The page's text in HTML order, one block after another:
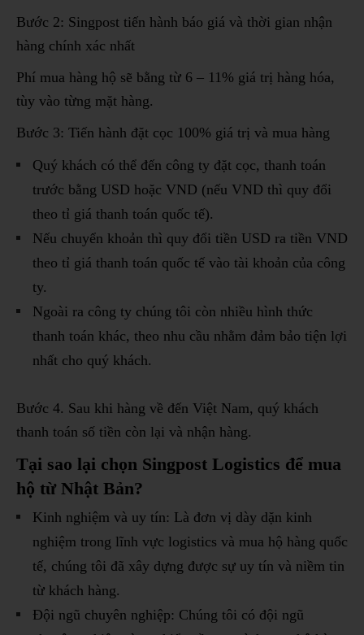
Bước 2: Singpost tiến hành báo giá và thời gian nhận
hàng chính xác nhất
Phí mua hàng hộ sẽ bằng từ 6 – 11% giá trị hàng hóa,
tùy vào từng mặt hàng.
Bước 3: Tiến hành đặt cọc 100% giá trị và mua hàng
Quý khách có thể đến công ty đặt cọc, thanh toán
trước bằng USD hoặc VND (nếu VND thì quy đổi
theo tỉ giá thanh toán quốc tế).
Nếu chuyển khoản thì quy đổi tiền USD ra tiền VND
theo tỉ giá thanh toán quốc tế vào tài khoản của công
ty.
Ngoài ra công ty chúng tôi còn nhiều hình thức
thanh toán khác, theo nhu cầu nhằm đảm bảo tiện lợi
nhất cho quý khách.
Bước 4. Sau khi hàng về đến Việt Nam, quý khách
thanh toán số tiền còn lại và nhận hàng.
Tại sao lại chọn Singpost Logistics để mua
hộ từ Nhật Bản?
Kinh nghiệm và uy tín: Là đơn vị dày dặn kinh
nghiệm trong lĩnh vực logistics và mua hộ hàng quốc
tế, chúng tôi đã xây dựng được sự uy tín và niềm tin
từ khách hàng.
Đội ngũ chuyên nghiệp: Chúng tôi có đội ngũ